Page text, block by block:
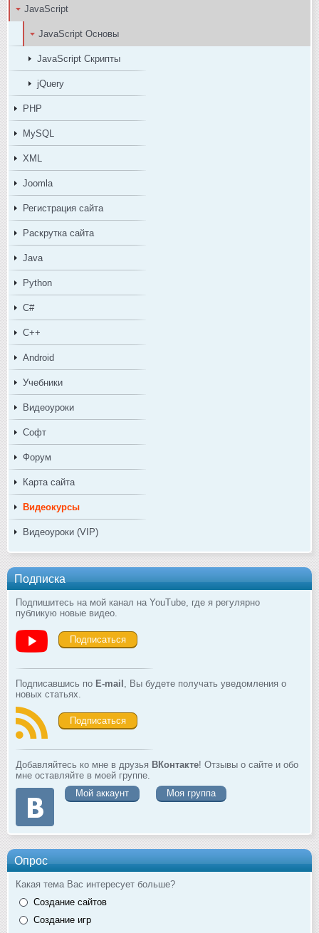
JavaScript
JavaScript Основы
JavaScript Скрипты
jQuery
PHP
MySQL
XML
Joomla
Регистрация сайта
Раскрутка сайта
Java
Python
C#
C++
Android
Учебники
Видеоуроки
Софт
Форум
Карта сайта
Видеокурсы
Видеоуроки (VIP)
Подписка
Подпишитесь на мой канал на YouTube, где я регулярно
публикую новые видео.
Подписаться
Подписавшись по E-mail , Вы будете получать уведомления о
новых статьях.
Подписаться
Добавляйтесь ко мне в друзья ВКонтакте! Отзывы о сайте и обо
мне оставляйте в моей группе.
Мой аккаунт
Моя группа
Опрос
Какая тема Вас интересует больше?
Создание сайтов
Создание игр